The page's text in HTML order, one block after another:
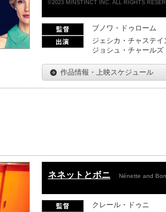
©2023 MINSTINCT INC. ALL RIGHTS
ブノワ・ドゥローム
ジェシカ・チャステ
ジョシュ・チャールズ
作品情報・上映スケジュール
ネネットとボニ Nénette and
クレール・ドゥニ